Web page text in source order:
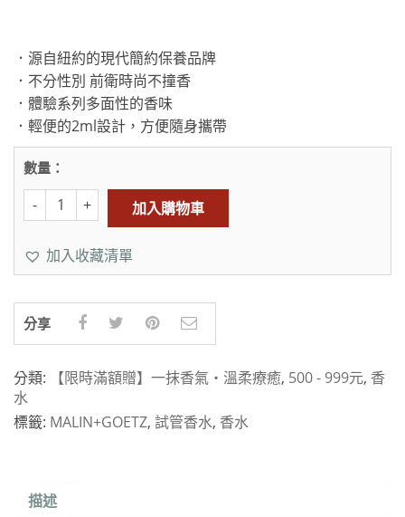
．源自紐約的現代簡約保養品牌
．不分性別 前衛時尚不撞香
．體驗系列多面性的香味
．輕便的2ml設計，方便隨身攜帶
數量：
加入購物車
加入收藏清單
分享
分類: 【限時滿額贈】一抹香氣・溫柔療癒, 500 - 999元, 香
水
標籤: MALIN+GOETZ, 試管香水, 香水
描述